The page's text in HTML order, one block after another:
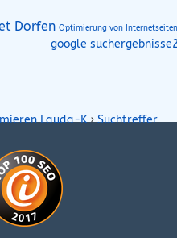
Dorfen Optimierung von
google
Lauda-K›Suchtreffer